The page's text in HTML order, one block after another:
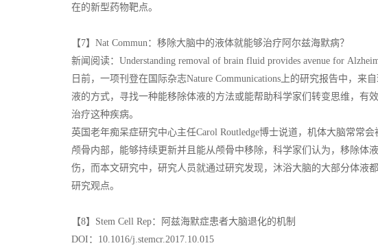
在的新型药物靶点。
【7】Nat Commun：移除大脑中的液体就能够治疗阿尔兹海默病？
新闻阅读：Understanding removal of brain fluid provides avenue for
日前，一项刊登在国际杂志Nature Communications上的研究报告中，
液的方式，寻找一种能移除体液的方法或能帮助科学家们转变思维，有
治疗这种疾病。
英国老年痴呆症研究中心主任Carol Routledge博士说道，机体大脑常常
颅骨内部，能够持续更新并且能从颅骨中移除，科学家们认为，移除体
伤，而本文研究中，研究人员就通过研究发现，沐浴大脑的大部分体液
研究观点。
【8】Stem Cell Rep：阿兹海默症患者大脑退化的机制
DOI：10.1016/j.stemcr.2017.10.015